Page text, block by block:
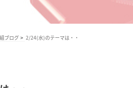
ブログ 2/24(水)のテーマは・・